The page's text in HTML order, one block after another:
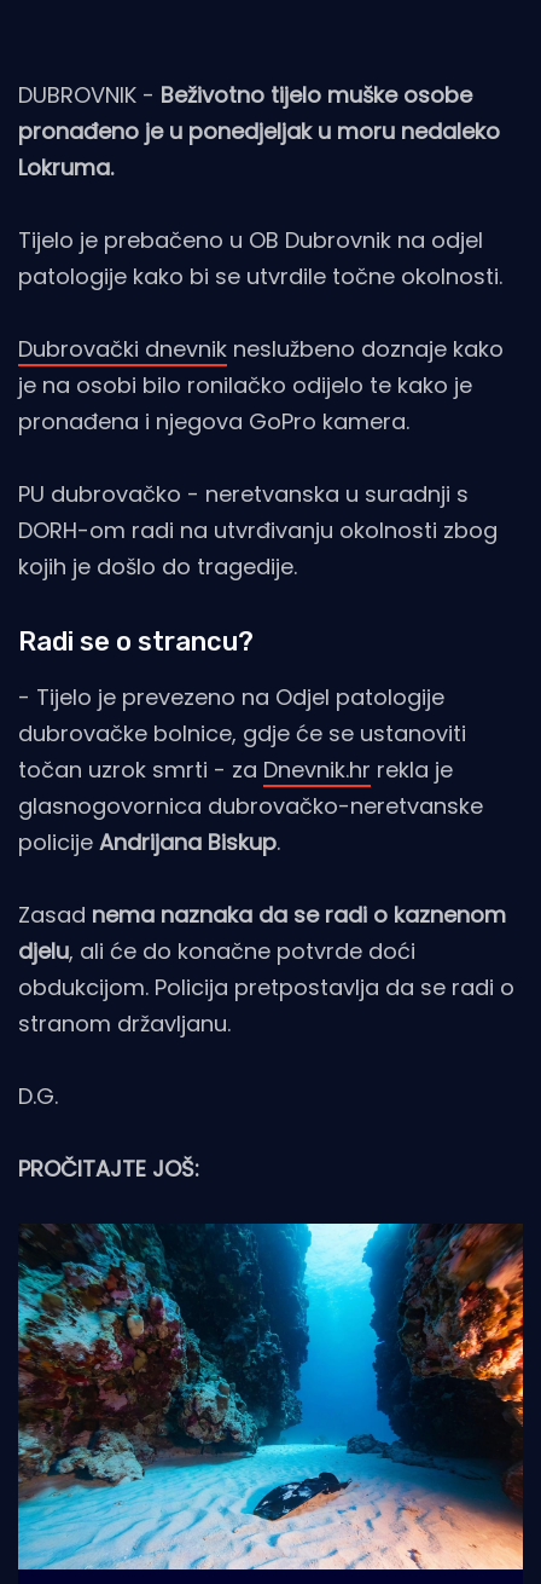
DUBROVNIK - Beživotno tijelo muške osobe
pronađeno je u ponedjeljak u moru nedaleko
Lokruma.
Tijelo je prebačeno u OB Dubrovnik na odjel
patologije kako bi se utvrdile točne okolnosti.
Dubrovački dnevnik neslužbeno doznaje kako
je na osobi bilo ronilačko odijelo te kako je
pronađena i njegova GoPro kamera.
PU dubrovačko - neretvanska u suradnji s
DORH-om radi na utvrđivanju okolnosti zbog
kojih je došlo do tragedije.
Radi se o strancu?
- Tijelo je prevezeno na Odjel patologije
dubrovačke bolnice, gdje će se ustanoviti
točan uzrok smrti - za Dnevnik.hr rekla je
glasnogovornica dubrovačko-neretvanske
policije Andrijana Biskup.
Zasad nema naznaka da se radi o kaznenom
djelu, ali će do konačne potvrde doći
obdukcijom. Policija pretpostavlja da se radi o
stranom državljanu.
D.G.
PROČITAJTE JOŠ: